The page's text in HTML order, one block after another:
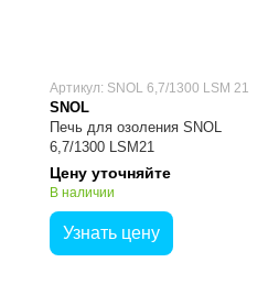
Артикул: SNOL 6,7/1300 LSM 21
SNOL
Печь для озоления SNOL
6,7/1300 LSM21
Цену уточняйте
В наличии
Узнать цену